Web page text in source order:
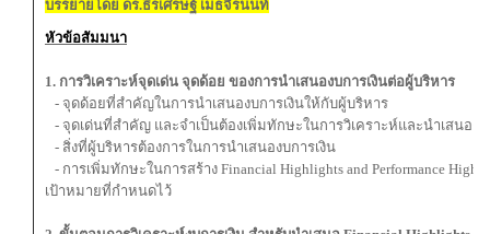
บรรยายโดย ดร.ธีรเศรษฐ์ เมธจิรนนท์
หัวข้อสัมมนา
1. การวิเคราะห์จุดเด่น จุดด้อย ของการนำเสนองบการเงินต่อผู้บริหาร
- จุดด้อยที่สำคัญในการนำเสนองบการเงินให้กับผู้บริหาร
- จุดเด่นที่สำคัญ และจำเป็นต้องเพิ่มทักษะในการวิเคราะห์และนำเสนองบ
- สิ่งที่ผู้บริหารต้องการในการนำเสนองบการเงิน
- การเพิ่มทักษะในการสร้าง Financial Highlights and Performance
เป้าหมายที่กำหนดไว้